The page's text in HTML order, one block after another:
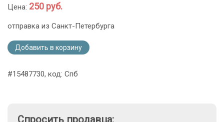
Цена: 250 руб.
отправка из Санкт-Петербурга
Добавить в корзину
#15487730, код: Спб
Спросить продавца: